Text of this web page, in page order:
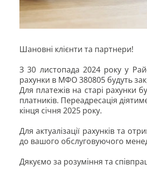
Шановні клієнти та партнери!
З 30 листопада 2024 року у
рахунки в МФО 380805 будуть
Для платежів на старі рахунки
платників. Переадресація
кінця січня 2025 року.
Для актуалізації рахунків та
до вашого обслуговуючого
Дякуємо за розуміння та